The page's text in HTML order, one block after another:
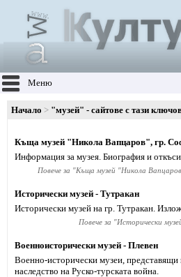
Меню
Начало "музей" - сайтове с тази
Къща музей "Никола Вапцаров", гр.
Информация за музея. Биография и
Повече за "Къща музей "Никола
Исторически музей - Тутракан
Исторически музей на гр. Тутракан.
Повече за "Исторически
Военноисторически музей - Плевен
Военно-исторически музеи, представящи
наследство на Руско-турската война.